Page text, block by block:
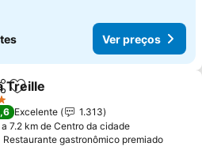
Ver preços
Adicionar aos favoritos
Treille
Excelente
1.313
a 7.2 km de Centro da cidade
Restaurante gastronômico premiado